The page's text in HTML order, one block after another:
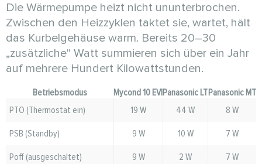
Die Wärmepumpe heizt nicht ununterbrochen.
Zwischen den Heizzyklen taktet sie, wartet, hält
das Kurbelgehäuse warm. Bereits 20–30
„zusätzliche" Watt summieren sich über ein Jahr
auf mehrere Hundert Kilowattstunden.
Betriebsmodus Mycond 10 EVIPanasonic LTPanasonic MT
PTO (Thermostat ein)
19 W 44 W
8 W
PSB (Standby)
9 W 10 W
7 W
Poff (ausgeschaltet)
9 W 2 W
7 W